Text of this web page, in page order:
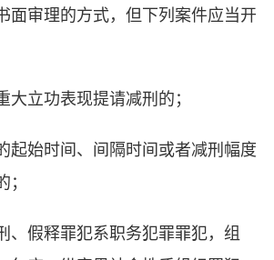
面审理的方式，但下列案件应当开
重大立功表现提请减刑的；
起始时间、间隔时间或者减刑幅度
的；
、假释罪犯系职务犯罪罪犯，组